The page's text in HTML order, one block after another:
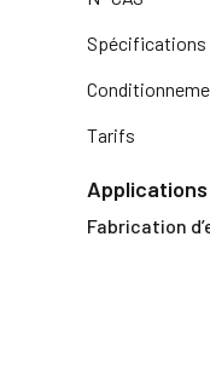
Spécifications
Tarifs
Fabrication